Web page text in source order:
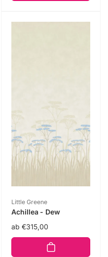
Anbieter:
Little Greene
Achillea - Dew
Normaler
Preis
ab €315,00